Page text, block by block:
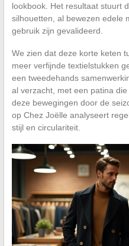
lookbook. Het resultaat stuurt
silhouetten, al bewezen edele
gebruik zijn gevalideerd.
We zien dat deze korte keten
meer verfijnde textielstukken
een tweedehands
al verzacht, met een patina
deze bewegingen door de
op Chez Joëlle analyseert
stijl en circulariteit.